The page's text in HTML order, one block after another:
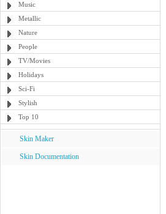
Music
Metallic
Nature
People
TV/Movies
Holidays
Sci-Fi
Stylish
Top 10
Skin Maker
Skin Documentation